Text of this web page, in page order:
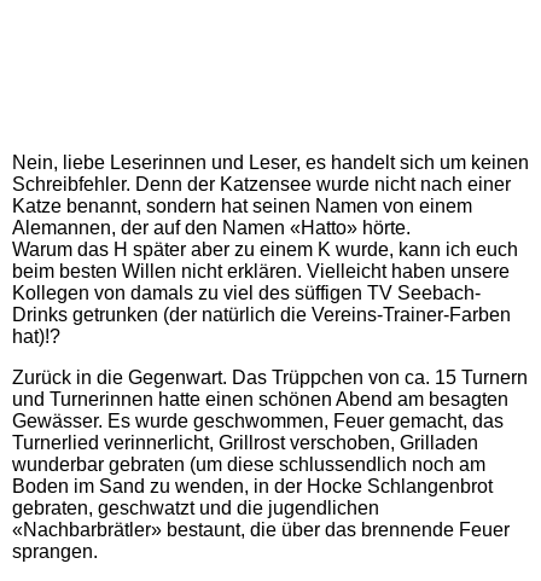
Nein, liebe Leserinnen und Leser, es handelt sich um keinen
Schreibfehler. Denn der Katzensee wurde nicht nach einer
Katze benannt, sondern hat seinen Namen von einem
Alemannen, der auf den Namen «Hatto» hörte.
Warum das H später aber zu einem K wurde, kann ich euch
beim besten Willen nicht erklären. Vielleicht haben unsere
Kollegen von damals zu viel des süffigen TV Seebach-
Drinks getrunken (der natürlich die Vereins-Trainer-Farben
hat)!?
Zurück in die Gegenwart. Das Trüppchen von ca. 15 Turnern
und Turnerinnen hatte einen schönen Abend am besagten
Gewässer. Es wurde geschwommen, Feuer gemacht, das
Turnerlied verinnerlicht, Grillrost verschoben, Grilladen
wunderbar gebraten (um diese schlussendlich noch am
Boden im Sand zu wenden, in der Hocke Schlangenbrot
gebraten, geschwatzt und die jugendlichen
«Nachbarbrätler» bestaunt, die über das brennende Feuer
sprangen.